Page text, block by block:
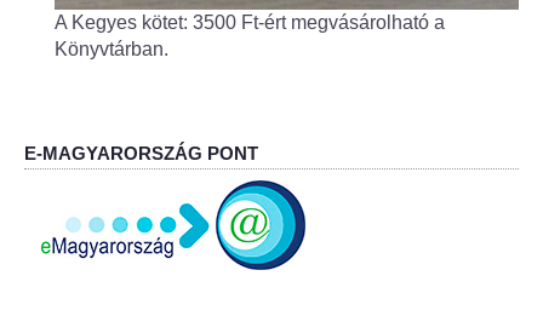
IKSZT - Integrált Közösségi és Szolgáltató Tér
Könyvtár
Rákóczi Mozi
A Kegyes kötet: 3500 Ft-ért megvásárolható a
Könyvtárban.
E-MAGYARORSZÁG PONT